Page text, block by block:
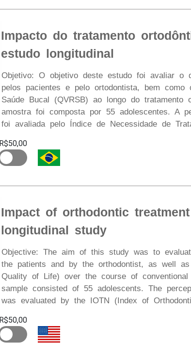
Impacto do tratamento
estudo longitudinal
Objetivo: O objetivo deste estudo foi avaliar o
pelos pacientes e pelo ortodontista, bem
Saúde Bucal (QVRSB) ao longo do tratamento
amostra foi composta por 55 adolescentes. A
foi avaliada pelo Índice de Necessidade de
R$50,00
Impact of orthodontic
longitudinal study
Objective: The aim of this study was to
the patients and by the orthodontist, as well
Quality of Life) over the course of
sample consisted of 55 adolescents. The
was evaluated by the IOTN (Index of
R$50,00